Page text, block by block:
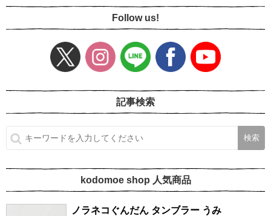
Follow us!
記事検索
kodomoe shop 人気商品
ノラネコぐんだん タンブラー うみ